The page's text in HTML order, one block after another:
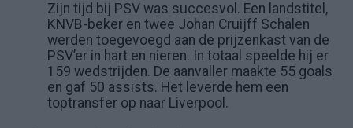
Zijn tijd bij PSV was succesvol. Een landstitel,
KNVB-beker en twee Johan Cruijff Schalen
werden toegevoegd aan de prijzenkast van de
PSV’er in hart en nieren. In totaal speelde hij er
159 wedstrijden. De aanvaller maakte 55 goals
en gaf 50 assists. Het leverde hem een
toptransfer op naar Liverpool.